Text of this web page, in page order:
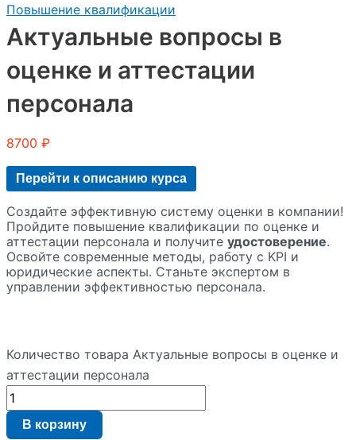
Повышение квалификации
Актуальные вопросы в
оценке и аттестации
персонала
8700 ₽
Перейти к описанию курса
Создайте эффективную систему оценки в компании!
Пройдите повышение квалификации по оценке и
аттестации персонала и получите удостоверение.
Освойте современные методы, работу с KPI и
юридические аспекты. Станьте экспертом в
управлении эффективностью персонала.
Количество товара Актуальные вопросы в оценке и
аттестации персонала
В корзину